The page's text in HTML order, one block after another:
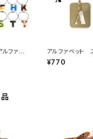
ルファベ
アルファベット
シルプレート A
¥770